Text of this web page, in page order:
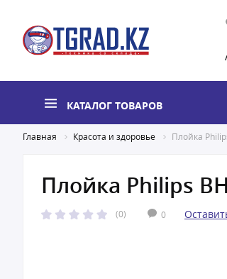
КАТАЛОГ ТОВАРОВ
Главная Красота и здоровье Плойка
Плойка Philips
(0) 0